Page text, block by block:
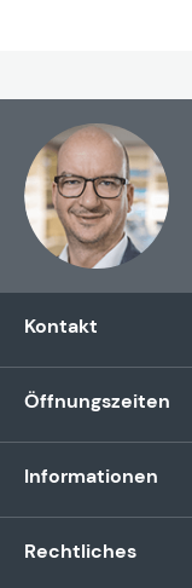
Kontakt
Öffnungszeiten
Informationen
Rechtliches